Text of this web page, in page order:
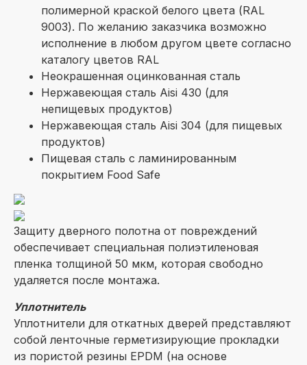
полимерной краской белого цвета (RAL
9003). По желанию заказчика возможно
исполнение в любом другом цвете согласно
каталогу цветов RAL
Неокрашенная оцинкованная сталь
Нержавеющая сталь Aisi 430 (для
непищевых продуктов)
Нержавеющая сталь Aisi 304 (для пищевых
продуктов)
Пищевая сталь с ламинированным
покрытием Food Safe
Защиту дверного полотна от повреждений
обеспечивает специальная полиэтиленовая
пленка толщиной 50 мкм, которая свободно
удаляется после монтажа.
Уплотнитель
Уплотнители для откатных дверей представляют
собой ленточные герметизирующие прокладки
из пористой резины EPDM (на основе